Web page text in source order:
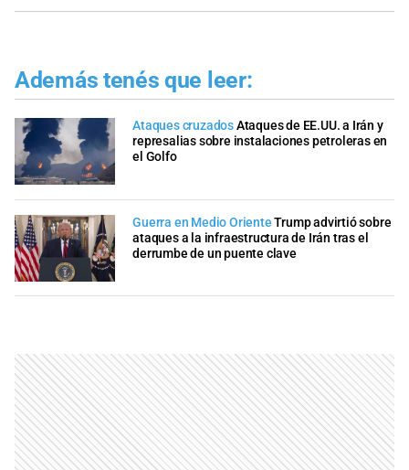
Además tenés que leer:
Ataques cruzadosAtaques de EE.UU. a Irán y
represalias sobre instalaciones petroleras en
el Golfo
Guerra en Medio Oriente Trump advirtió sobre
ataques a la infraestructura de Irán tras el
derrumbe de un puente clave